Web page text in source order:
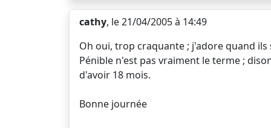
cathy, le 21/04/2005 à 14:49
Oh oui, trop craquante ; j'adore quand
Pénible n'est pas vraiment le terme ;
d'avoir 18 mois.
Bonne journée